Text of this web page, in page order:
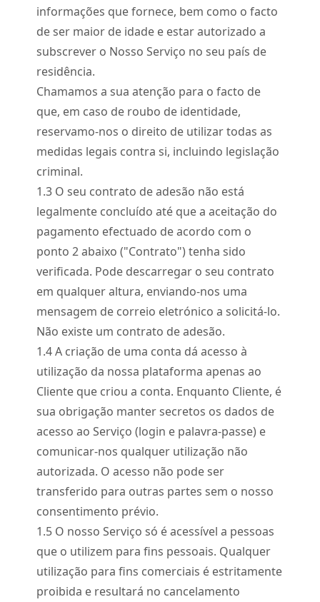
informações que fornece, bem como o facto
de ser maior de idade e estar autorizado a
subscrever o Nosso Serviço no seu país de
residência.
Chamamos a sua atenção para o facto de
que, em caso de roubo de identidade,
reservamo-nos o direito de utilizar todas as
medidas legais contra si, incluindo legislação
criminal.
1.3O seu contrato de adesão não está
legalmente concluído até que a aceitação do
pagamento efectuado de acordo com o
ponto 2 abaixo ("Contrato") tenha sido
verificada. Pode descarregar o seu contrato
em qualquer altura, enviando-nos uma
mensagem de correio eletrónico a solicitá-lo.
Não existe um contrato de adesão.
1.4A criação de uma conta dá acesso à
utilização da nossa plataforma apenas ao
Cliente que criou a conta. Enquanto Cliente, é
sua obrigação manter secretos os dados de
acesso ao Serviço (login e palavra-passe) e
comunicar-nos qualquer utilização não
autorizada. O acesso não pode ser
transferido para outras partes sem o nosso
consentimento prévio.
1.5O nosso Serviço só é acessível a pessoas
que o utilizem para fins pessoais. Qualquer
utilização para fins comerciais é estritamente
proibida e resultará no cancelamento